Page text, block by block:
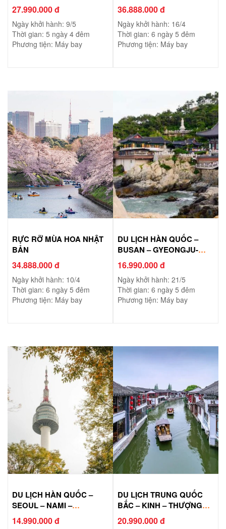
27.990.000 đ
Ngày khởi hành: 9/5
Thời gian: 5 ngày 4 đêm
Phương tiện: Máy bay
36.888.000 đ
Ngày khởi hành: 16/4
Thời gian: 6 ngày 5 đêm
Phương tiện: Máy bay
RỰC RỠ MÙA HOA NHẬT
BẢN
34.888.000 đ
Ngày khởi hành: 10/4
Thời gian: 6 ngày 5 đêm
Phương tiện: Máy bay
DU LỊCH HÀN QUỐC –
BUSAN – GYEONGJU-
ULSAN – SEOUL
16.990.000 đ
Ngày khởi hành: 21/5
Thời gian: 6 ngày 5 đêm
Phương tiện: Máy bay
DU LỊCH HÀN QUỐC –
SEOUL – NAMI –
EVERLAND
14.990.000 đ
DU LỊCH TRUNG QUỐC
BẮC – KINH – THƯỢNG
HẢI – HÀNG CHÂU – Ô
TRẤN
20.990.000 đ